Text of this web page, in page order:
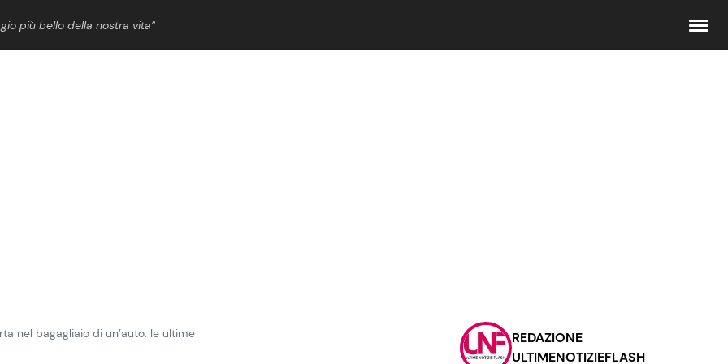
più bello della nostra vita”
Contattaci
Pubblicità
nel bagagliaio di un’auto: le ultime
REDAZIONE
ULTIMENOTIZIEFLASH